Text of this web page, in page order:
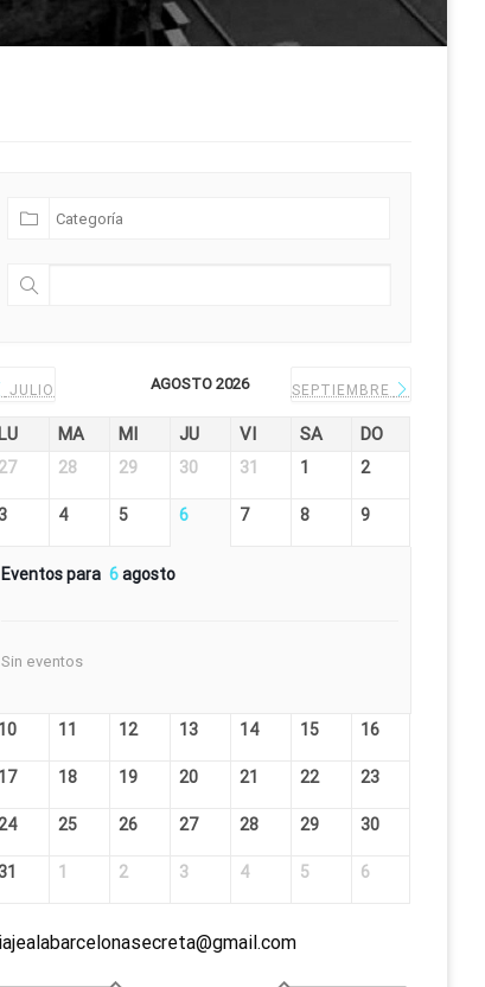
JULIO AGOSTO 2026 SEPTIEMBRE
LU MA MI JU VI SA DO
27 28 29 30 31 1 2
4 5 6 7 8 9
Eventos para 6agosto
Sin eventos
10 11 12 13 14 15 16
17 18 19 20 21 22 23
25 26 27 28 29 30
1 2 3 4 5 6